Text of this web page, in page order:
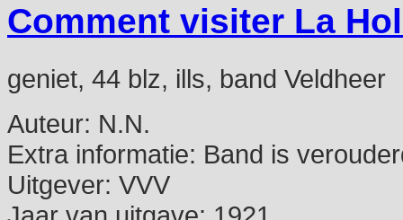
Comment visiter La
geniet, 44 blz, ills, band Veldheer
Auteur: N.N.
Extra informatie: Band is
Uitgever: VVV